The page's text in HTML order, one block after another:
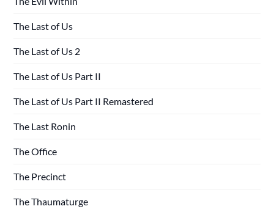
The Last of Us
The Last of Us 2
The Last of Us Part II
The Last of Us Part II Remastered
The Last Ronin
The Office
The Precinct
The Thaumaturge